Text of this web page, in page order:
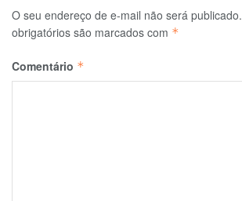
O seu endereço de e-mail não será publicado.
obrigatórios são marcados com *
Comentário *